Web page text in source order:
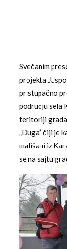
Svečanim
projekta
pristupačno
području sela
teritoriji grada
„Duga” čiji je
mališani iz
se na sajtu